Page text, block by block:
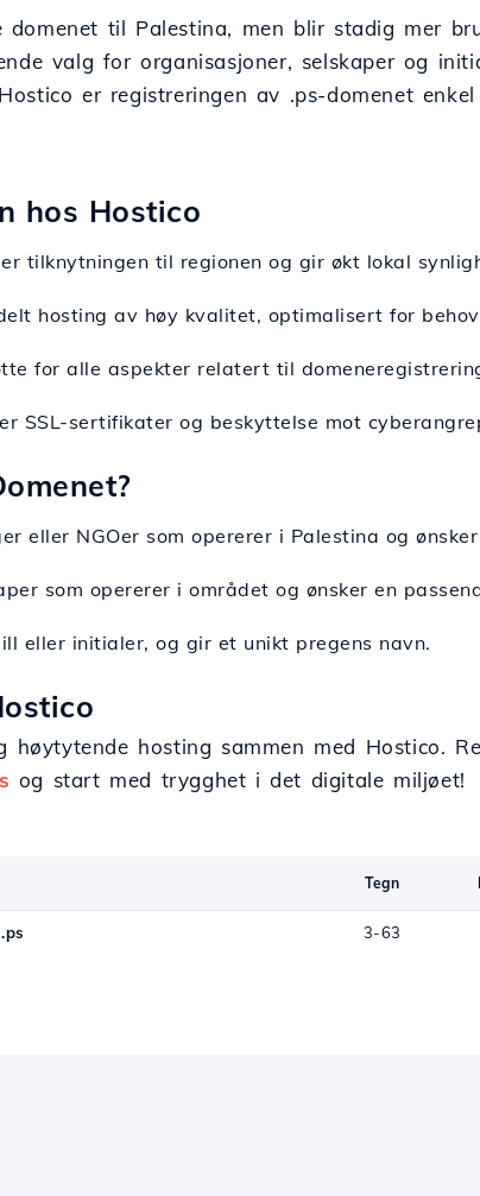
domenet til Palestina, men blir stadig mer
valg for organisasjoner, selskaper og
er registreringen av .ps-domenet
hos Hostico
tilknytningen til regionen og gir økt lokal
hosting av høy kvalitet, optimalisert for
for alle aspekter relatert til
SSL-sertifikater og beskyttelse mot
eller NGOer som opererer i Palestina og
som opererer i området og ønsker en
eller initialer, og gir et unikt pregens navn.
høytytende hosting sammen med Hostico.
og start med trygghet i det digitale miljøet!
Tegn
3-63